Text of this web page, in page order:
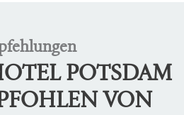
POTSDAM
VON